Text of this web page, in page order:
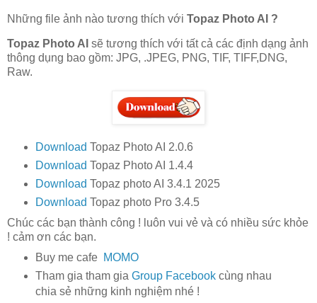
Những file ảnh nào tương thích với Topaz Photo AI ?
Topaz Photo AI sẽ tương thích với tất cả các định dạng ảnh
thông dụng bao gồm: JPG, .JPEG, PNG, TIF, TIFF,DNG,
Raw.
Download Topaz Photo AI 2.0.6
Download Topaz Photo AI 1.4.4
Download Topaz photo AI 3.4.1 2025
Download Topaz photo Pro 3.4.5
Chúc các bạn thành công ! luôn vui vẻ và có nhiều sức khỏe
! cảm ơn các bạn.
Buy me cafe MOMO
Tham gia tham gia Group Facebook cùng nhau
chia sẻ những kinh nghiệm nhé !